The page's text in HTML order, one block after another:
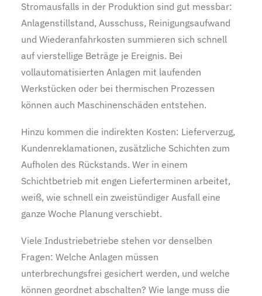
Stromausfalls in der Produktion sind gut messbar:
Anlagenstillstand, Ausschuss, Reinigungsaufwand
und Wiederanfahrkosten summieren sich schnell
auf vierstellige Beträge je Ereignis. Bei
vollautomatisierten Anlagen mit laufenden
Werkstücken oder bei thermischen Prozessen
können auch Maschinenschäden entstehen.
Hinzu kommen die indirekten Kosten: Lieferverzug,
Kundenreklamationen, zusätzliche Schichten zum
Aufholen des Rückstands. Wer in einem
Schichtbetrieb mit engen Lieferterminen arbeitet,
weiß, wie schnell ein zweistündiger Ausfall eine
ganze Woche Planung verschiebt.
Viele Industriebetriebe stehen vor denselben
Fragen: Welche Anlagen müssen
unterbrechungsfrei gesichert werden, und welche
können geordnet abschalten? Wie lange muss die